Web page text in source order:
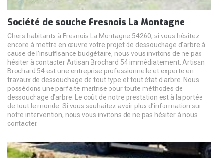
Société de souche Fresnois La Montagne
Chers habitants à Fresnois La Montagne 54260, si vous hésitez
encore à mettre en œuvre votre projet de dessouchage d’arbre à
cause de l’insuffisance budgétaire, nous vous invitons de ne pas
hésiter à contacter Artisan Brochard 54 immédiatement. Artisan
Brochard 54 est une entreprise professionnelle et experte en
travaux de dessouchage de tout type et tout état d’arbre. Nous
possédons une parfaite maitrise pour toute méthodes de
dessouchage d’arbre. Le coût de notre prestation est à la portée
de tout le monde. Si vous souhaitez avoir plus d’information sur
notre intervention, nous vous invitons de ne pas hésiter à nous
contacter.